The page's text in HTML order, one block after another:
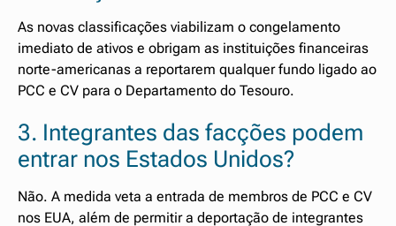
As novas classificações viabilizam o congelamento
imediato de ativos e obrigam as instituições financeiras
norte-americanas a reportarem qualquer fundo ligado ao
PCC e CV para o Departamento do Tesouro.
3. Integrantes das facções podem
entrar nos Estados Unidos?
Não. A medida veta a entrada de membros de PCC e CV
nos EUA, além de permitir a deportação de integrantes